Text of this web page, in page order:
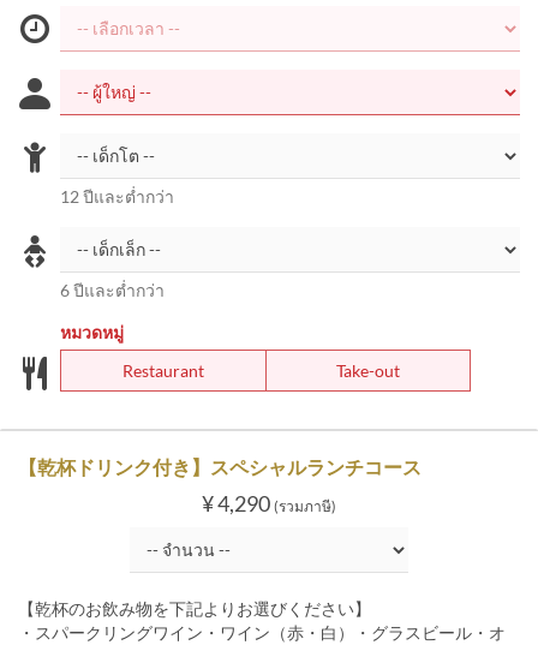
12 ปีและต่ำกว่า
6 ปีและต่ำกว่า
หมวดหมู่
Restaurant
Take-out
【乾杯ドリンク付き】スペシャルランチコース
¥ 4,290 (รวมภาษี)
【乾杯のお飲み物を下記よりお選びください】
・スパークリングワイン・ワイン（赤・白）・グラスビール・オ